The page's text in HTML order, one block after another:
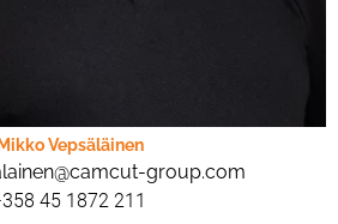
Mikko Vepsäläinen
group.com
45 1872 211